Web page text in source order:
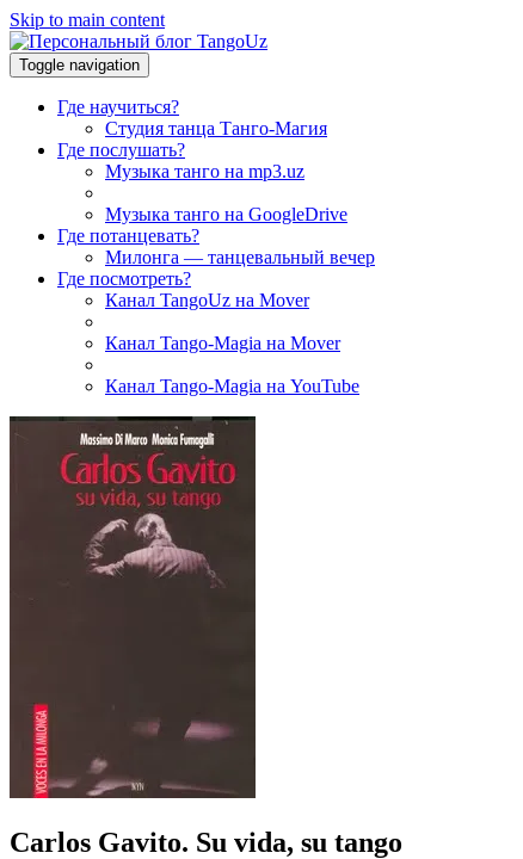
Skip to main content
Toggle navigation
Где научиться?
Студия танца Танго-Магия
Где послушать?
Музыка танго на mp3.uz
Музыка танго на GoogleDrive
Где потанцевать?
Милонга — танцевальный вечер
Где посмотреть?
Канал TangoUz на Mover
Канал Tango-Magia на Mover
Канал Tango-Magia на YouTube
Carlos Gavito. Su vida, su tango